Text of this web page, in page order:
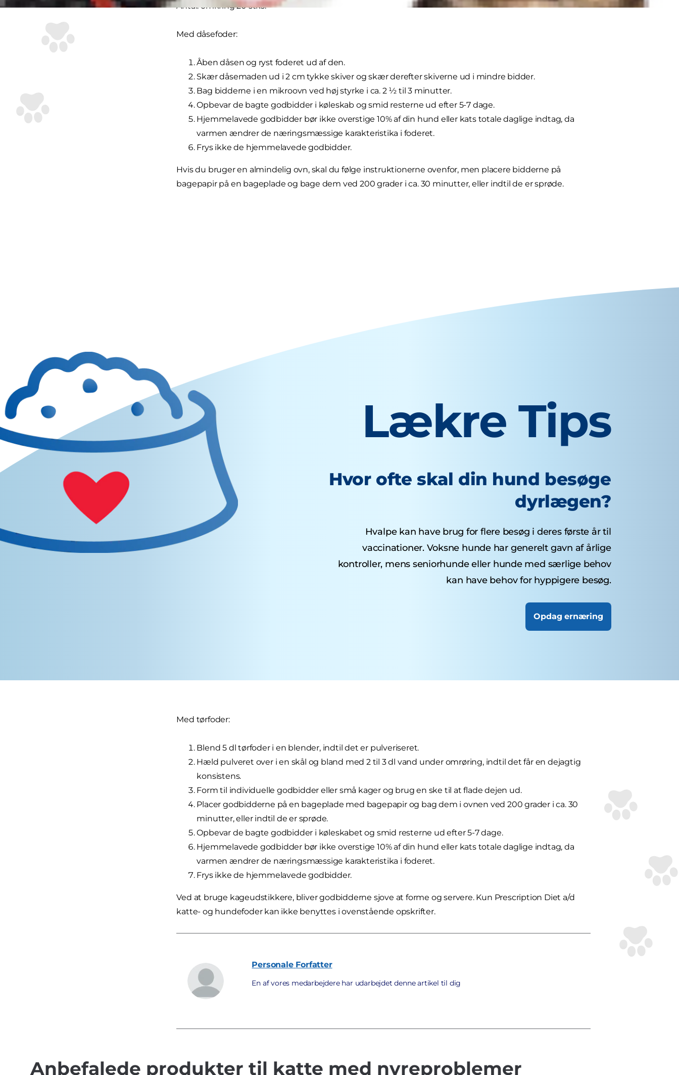
Antal: omkring 20 stks.
Med dåsefoder:
Åben dåsen og ryst foderet ud af den.
Skær dåsemaden ud i 2 cm tykke skiver og skær derefter skiverne ud i mindre bidder.
Bag bidderne i en mikroovn ved høj styrke i ca. 2 ½ til 3 minutter.
Opbevar de bagte godbidder i køleskab og smid resterne ud efter 5-7 dage.
Hjemmelavede godbidder bør ikke overstige 10% af din hund eller kats totale daglige indtag, da
varmen ændrer de næringsmæssige karakteristika i foderet.
Frys ikke de hjemmelavede godbidder.
Hvis du bruger en almindelig ovn, skal du følge instruktionerne ovenfor, men placere bidderne på
bagepapir på en bageplade og bage dem ved 200 grader i ca. 30 minutter, eller indtil de er sprøde.
Lækre Tips
Hvor ofte skal din hund besøge
dyrlægen?
Hvalpe kan have brug for flere besøg i deres første år til
vaccinationer. Voksne hunde har generelt gavn af årlige
kontroller, mens seniorhunde eller hunde med særlige behov
kan have behov for hyppigere besøg.
Opdag ernæring
Med tørfoder:
Blend 5 dl tørfoder i en blender, indtil det er pulveriseret.
Hæld pulveret over i en skål og bland med 2 til 3 dl vand under omrøring, indtil det får en dejagtig
konsistens.
Form til individuelle godbidder eller små kager og brug en ske til at flade dejen ud.
Placer godbidderne på en bageplade med bagepapir og bag dem i ovnen ved 200 grader i ca. 30
minutter, eller indtil de er sprøde.
Opbevar de bagte godbidder i køleskabet og smid resterne ud efter 5-7 dage.
Hjemmelavede godbidder bør ikke overstige 10% af din hund eller kats totale daglige indtag, da
varmen ændrer de næringsmæssige karakteristika i foderet.
Frys ikke de hjemmelavede godbidder.
Ved at bruge kageudstikkere, bliver godbidderne sjove at forme og servere. Kun Prescription Diet a/d
katte- og hundefoder kan ikke benyttes i ovenstående opskrifter.
Personale Forfatter
En af vores medarbejdere har udarbejdet denne artikel til dig
Anbefalede produkter til katte med nyreproblemer